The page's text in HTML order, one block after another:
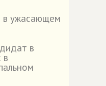
в ужасающем
в
в